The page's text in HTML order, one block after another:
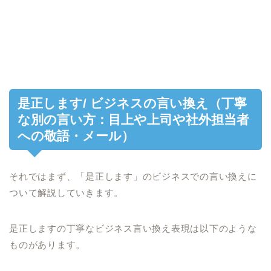
是正します/ ビジネスの言い換え（丁寧
な別の言い方：目上や上司や社外担当者
への敬語・メール）
それではまず、「是正します」のビジネスでの言い換えに
ついて解説していきます。
是正しますの丁寧なビジネス言い換え表現は以下のような
ものがあります。